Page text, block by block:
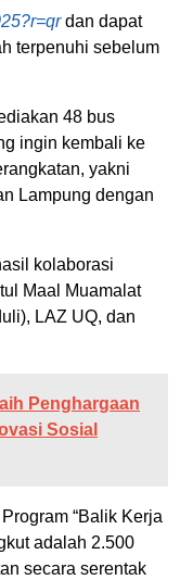
dan dapat
terpenuhi sebelum
48 bus
ingin kembali ke
yakni
Lampung dengan
kolaborasi
Maal Muamalat
LAZ UQ, dan
Penghargaan
Sosial
“Balik Kerja
adalah 2.500
secara serentak